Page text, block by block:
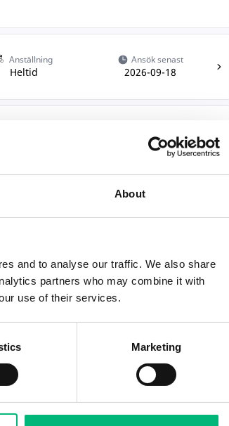
About
and to analyse our traffic. We also share
partners who may combine it with
use of their services.
Marketing
Anställning
Heltid
Ansök senast
2026-09-18
2026-08-16
2026-08-16
Anställning Ansök senast
2026-08-16
Anställning Ansök senast